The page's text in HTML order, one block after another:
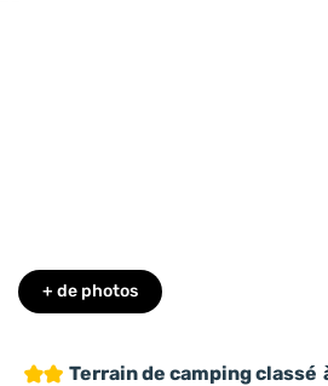
2 étoilesTerrain de camping classé
+ de photos